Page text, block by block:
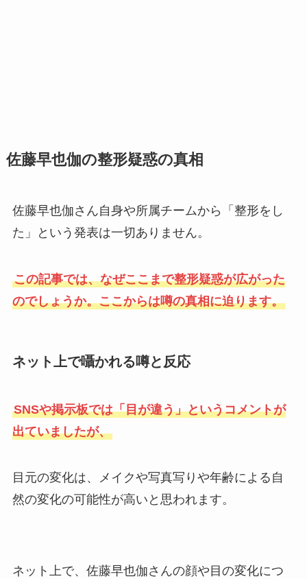
佐藤早也伽の整形疑惑の真相
佐藤早也伽さん自身や所属チームから「整形をし
た」という発表は一切ありません。
この記事では、なぜここまで整形疑惑が広がった
のでしょうか。ここからは噂の真相に迫ります。
ネット上で囁かれる噂と反応
SNSや掲示板では「目が違う」というコメントが
出ていましたが、
目元の変化は、メイクや写真写りや年齢による自
然の変化の可能性が高いと思われます。
ネット上で、佐藤早也伽さんの顔や目の変化につ